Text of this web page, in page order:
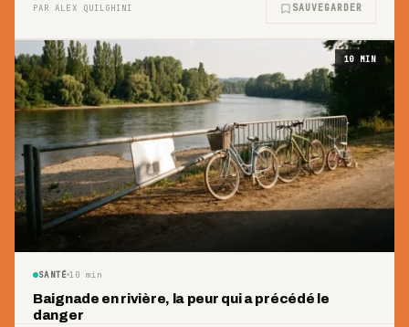
PAR ALEX QUILGHINI SAUVEGARDER
10 MIN
SANTÉ 10 min
Baignade en rivière, la peur qui a précédé le
danger